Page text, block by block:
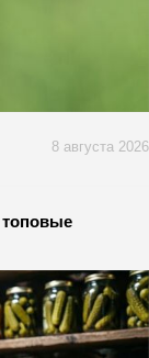
8 августа 2026